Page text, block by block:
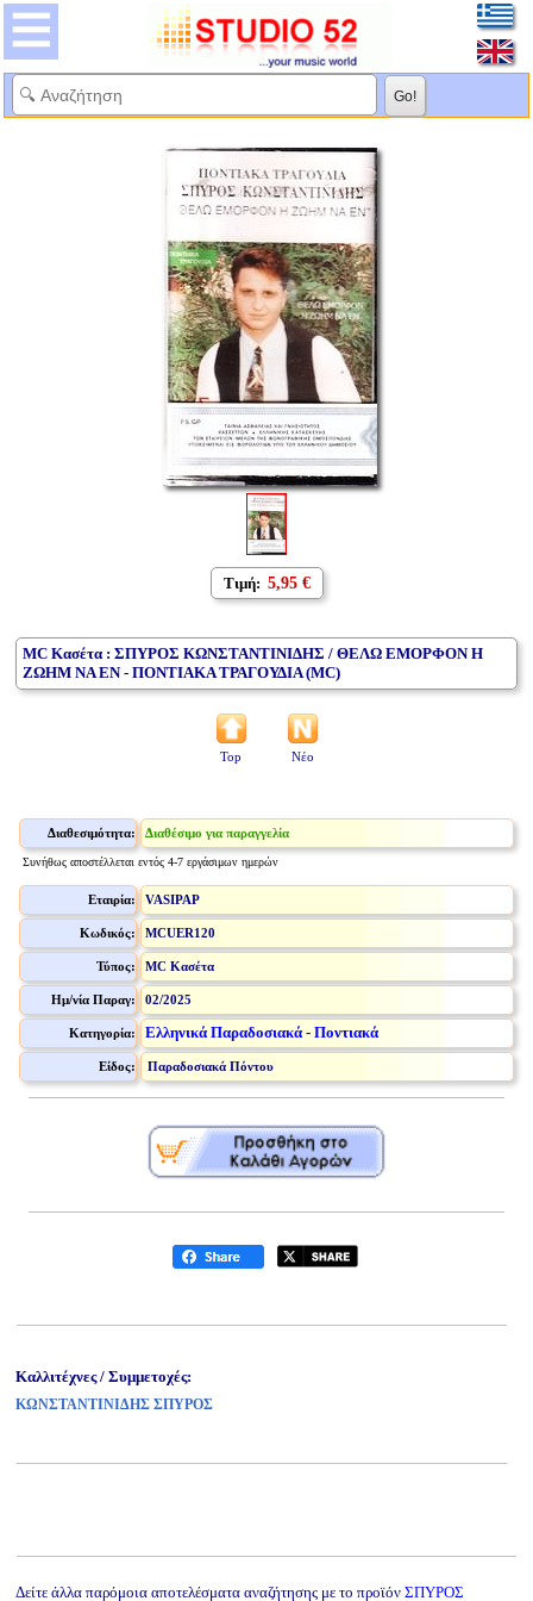
Τιμή: 5,95 €
MC Κασέτα : ΣΠΥΡΟΣ ΚΩΝΣΤΑΝΤΙΝΙΔΗΣ / ΘΕΛΩ ΕΜΟΡΦΟΝ Η
ΖΩΗΜ ΝΑ ΕΝ - ΠΟΝΤΙΑΚΑ ΤΡΑΓΟΥΔΙΑ (MC)
Top Νέο
Διαθεσιμότητα: Διαθέσιμο για παραγγελία
Συνήθως αποστέλλεται εντός 4-7 εργάσιμων ημερών
Εταιρία: VASIPAP
Κωδικός: MCUER120
Τύπος: MC Κασέτα
Ημ/νία Παραγ: 02/2025
Κατηγορία: Ελληνικά Παραδοσιακά - Ποντιακά
Είδος: Παραδοσιακά Πόντου
Καλλιτέχνες / Συμμετοχές:
ΚΩΝΣΤΑΝΤΙΝΙΔΗΣ ΣΠΥΡΟΣ
Δείτε άλλα παρόμοια αποτελέσματα αναζήτησης με το προϊόν ΣΠΥΡΟΣ